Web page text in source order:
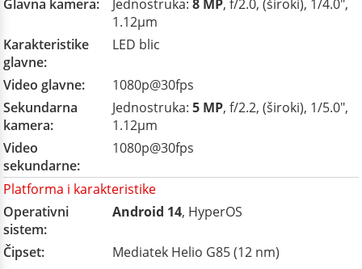
Glavna kamera: Jednostruka: 8 MP, f/2.0, (široki), 1/4.0",
1.12µm
Karakteristike
glavne:
LED blic
Video glavne:
1080p@30fps
Sekundarna
kamera:
Jednostruka: 5 MP, f/2.2, (široki), 1/5.0",
1.12µm
Video
sekundarne:
1080p@30fps
Platforma i karakteristike
Operativni
sistem:
Android 14, HyperOS
Čipset:
Mediatek Helio G85 (12 nm)